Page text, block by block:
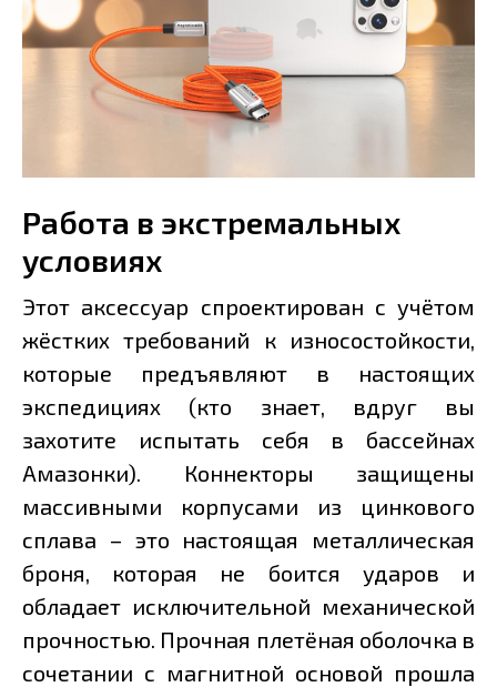
Работа в экстремальных
условиях
Этот аксессуар спроектирован с учётом
жёстких требований к износостойкости,
которые предъявляют в настоящих
экспедициях (кто знает, вдруг вы
захотите испытать себя в бассейнах
Амазонки). Коннекторы защищены
массивными корпусами из цинкового
сплава – это настоящая металлическая
броня, которая не боится ударов и
обладает исключительной механической
прочностью. Прочная плетёная оболочка в
сочетании с магнитной основой прошла